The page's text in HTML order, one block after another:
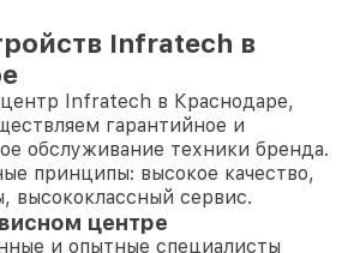
Infratech в
Infratech в Краснодаре,
гарантийное и
обслуживание техники бренда.
принципы: высокое качество,
высококлассный сервис.
центре
и опытные специалисты